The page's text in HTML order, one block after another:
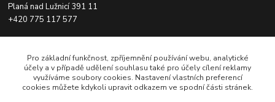
Planá nad Lužnicí 391 11
+420 775 117 577
ROZVOZ PO CELÉ ČR
Pro základní funkčnost, zpříjemnění používání webu, analytické
účely a v případě udělení souhlasu také pro účely cílení reklamy
využíváme soubory cookies. Nastavení vlastních preferencí
cookies můžete kdykoli upravit odkazem ve spodní části stránek.